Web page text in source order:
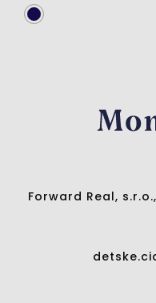
Forward Real,